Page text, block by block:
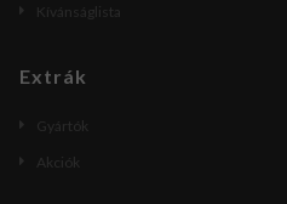
Kívánságlista
Extrák
Gyártók
Akciók